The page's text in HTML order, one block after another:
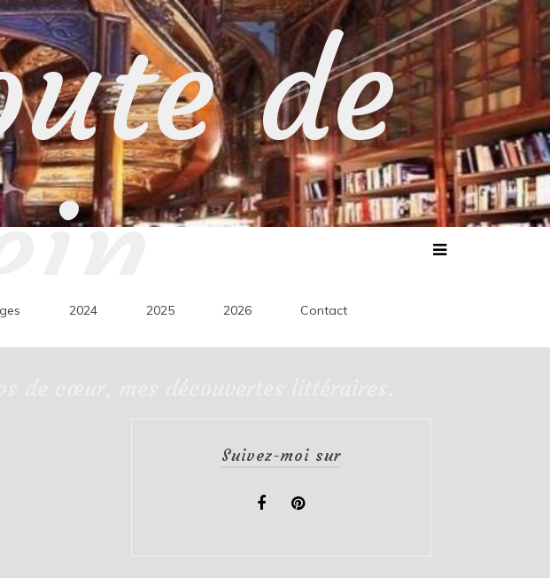
de
2024 2025 2026 Contact
Suivez-moi sur